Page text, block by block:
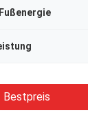
Bestpreis